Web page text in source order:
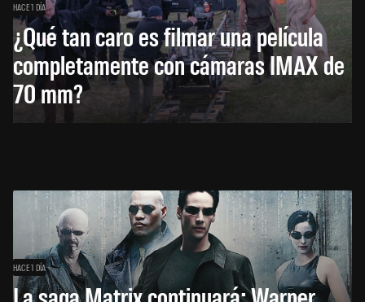
HACE 1 DÍA
¿Qué tan caro es filmar una película
completamente con cámaras IMAX de
70 mm?
HACE 1 DÍA